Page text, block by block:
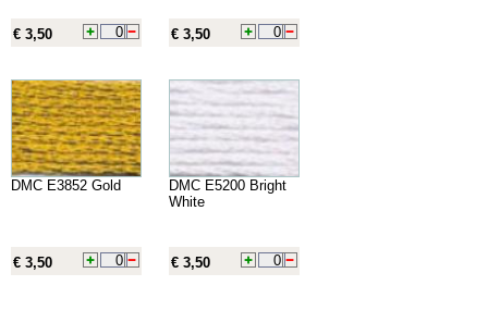
€ 3,50 € 3,50
DMC E3852 Gold
€ 3,50
DMC E5200 Bright
White
€ 3,50